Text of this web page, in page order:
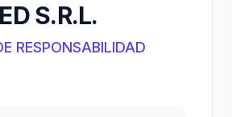
S.R.L.
RESPONSABILIDAD